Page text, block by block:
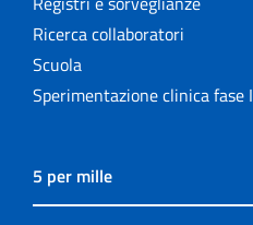
Ricerca collaboratori
Scuola
Sperimentazione clinica fase I
5 per mille